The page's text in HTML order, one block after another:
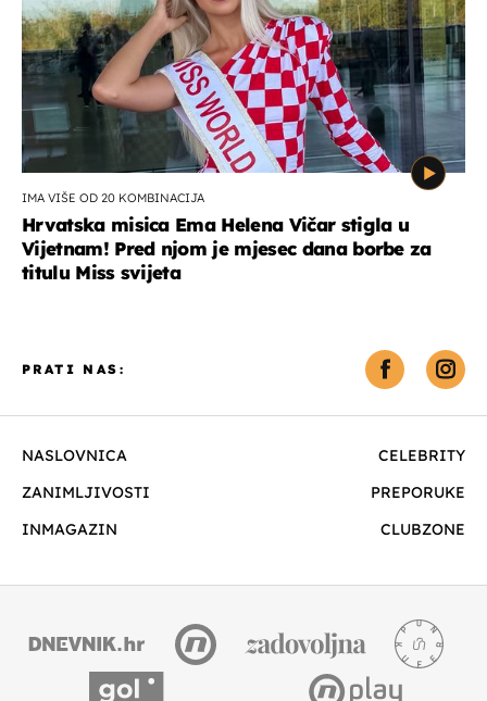
IMA VIŠE OD 20 KOMBINACIJA
Hrvatska misica Ema Helena Vičar stigla u
Vijetnam! Pred njom je mjesec dana borbe za
titulu Miss svijeta
NASLOVNICA
CELEBRITY
ZANIMLJIVOSTI
PREPORUKE
INMAGAZIN
CLUBZONE
PRATI NAS: